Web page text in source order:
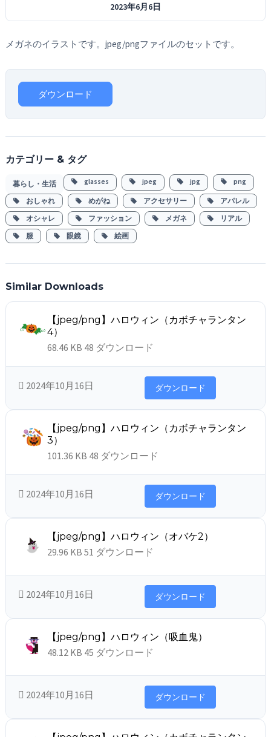
2023年6月6日
メガネのイラストです。jpeg/pngファイルのセットです。
ダウンロード
カテゴリー & タグ
暮らし・生活 glasses jpeg jpg png
おしゃれ めがね アクセサリー
アパレル
オシャレ
ファッション メガネ
リアル
服
眼鏡 絵画
Similar Downloads
【jpeg/png】ハロウィン（カボチャランタン
4）
68.46 KB 48 ダウンロード
2024年10月16日 ダウンロード
【jpeg/png】ハロウィン（カボチャランタン
3）
101.36 KB 48 ダウンロード
2024年10月16日 ダウンロード
【jpeg/png】ハロウィン（オバケ2）
29.96 KB51 ダウンロード
2024年10月16日 ダウンロード
【jpeg/png】ハロウィン（吸血鬼）
48.12 KB 45 ダウンロード
2024年10月16日 ダウンロード